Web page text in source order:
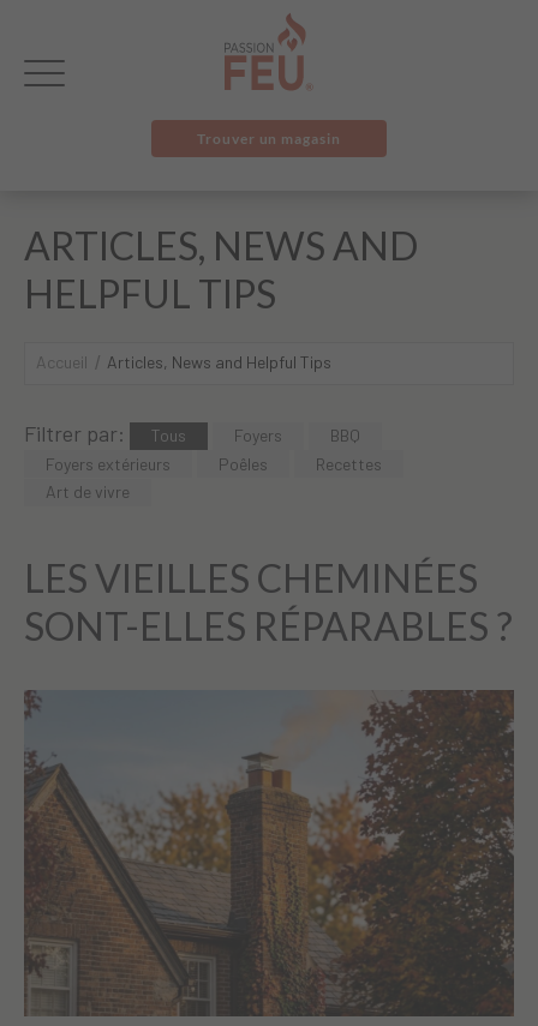
Trouver un magasin
ARTICLES, NEWS AND
HELPFUL TIPS
Accueil Articles, News and Helpful Tips
Filtrer par: Tous Foyers
BBQ
Foyers extérieurs
Poêles
Recettes
Art de vivre
LES VIEILLES CHEMINÉES
SONT-ELLES RÉPARABLES ?